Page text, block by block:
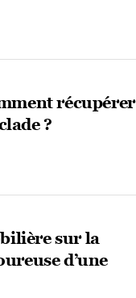
récupérer
?
sur la
d’une